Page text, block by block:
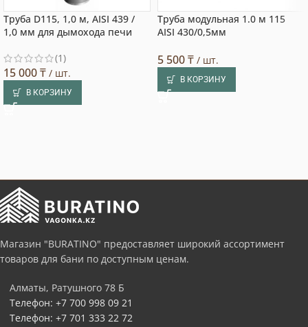
Труба D115, 1,0 м, AISI 439 /
1,0 мм для дымохода печи
(1)
15 000₸ / шт.
В КОРЗИНУ
Труба модульная 1.0 м 115
AISI 430/0,5мм
5 500₸ / шт.
В КОРЗИНУ
Магазин "BURATINO" предоставляет широкий ассортимент
товаров для бани по доступным ценам.
Алматы, Ратушного 78 Б
Телефон: +7 700 998 09 21
Телефон: +7 701 333 22 72